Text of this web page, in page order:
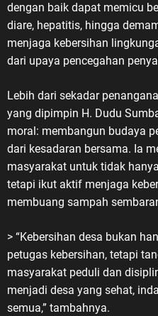
dengan baik dapat memicu
diare, hepatitis, hingga
menjaga kebersihan
dari upaya pencegahan
Lebih dari sekadar
yang dipimpin H. Dudu
moral: membangun budaya
dari kesadaran bersama. Ia
masyarakat untuk tidak
tetapi ikut aktif menjaga
membuang sampah
> “Kebersihan desa bukan
petugas kebersihan, tetapi
masyarakat peduli dan
menjadi desa yang sehat,
semua,” tambahnya.